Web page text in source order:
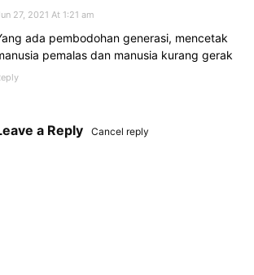
27, 2021 At 1:21 am
ada pembodohan generasi, mencetak
pemalas dan manusia kurang gerak
a Reply Cancel reply